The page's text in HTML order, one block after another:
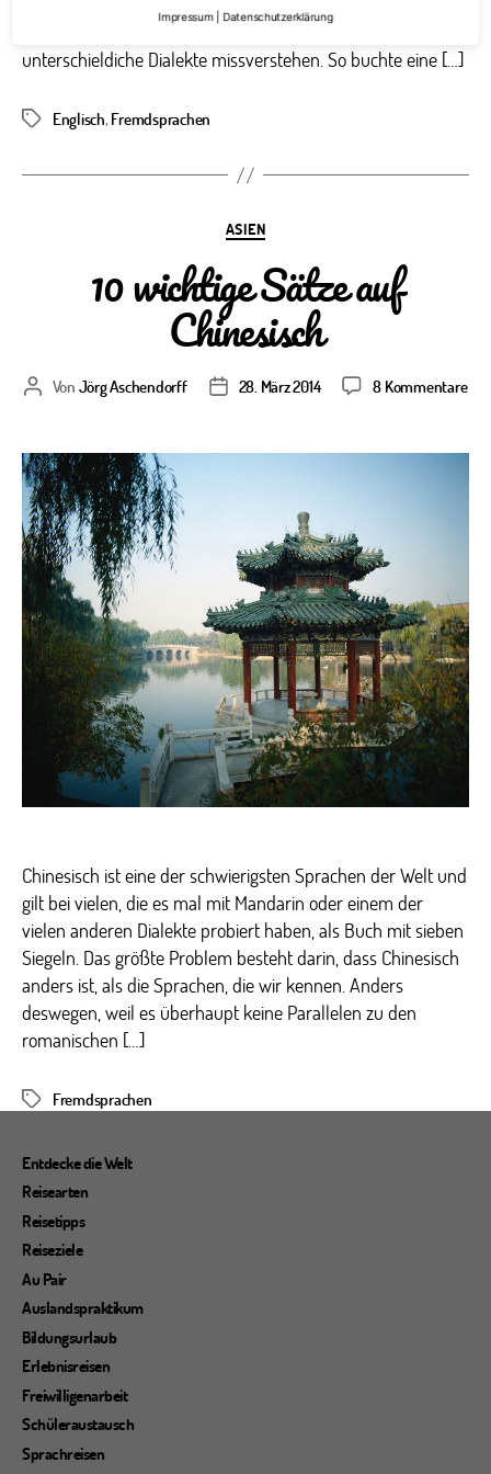
man sich gegenseitig mitunter bereits durch
unterschieldiche Dialekte missverstehen. So buchte eine […]
Schlagwörter
Englisch, Fremdsprachen
Kategorien
ASIEN
10 wichtige Sätze auf
Chinesisch
Beitragsautor
Von Jörg Aschendorff Veröffentlichungsdatum
28. März 2014 8 Kommentarezu
Chinesisch ist eine der schwierigsten Sprachen der Welt und
gilt bei vielen, die es mal mit Mandarin oder einem der
vielen anderen Dialekte probiert haben, als Buch mit sieben
Siegeln. Das größte Problem besteht darin, dass Chinesisch
anders ist, als die Sprachen, die wir kennen. Anders
deswegen, weil es überhaupt keine Parallelen zu den
romanischen […]
Schlagwörter
Fremdsprachen
Entdecke die Welt
Reisearten
Reisetipps
Reiseziele
Au Pair
Auslandspraktikum
Bildungsurlaub
Erlebnisreisen
Freiwilligenarbeit
Schüleraustausch
Sprachreisen
Impressum Datenschutzerklärung